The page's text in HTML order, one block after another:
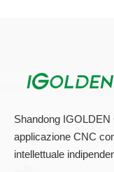
durata dell'utensile è
correttamente se
rispetto alle
inventato nel 1800,
assi è dotato di un
Shandong
applicazione CNC
intellettuale